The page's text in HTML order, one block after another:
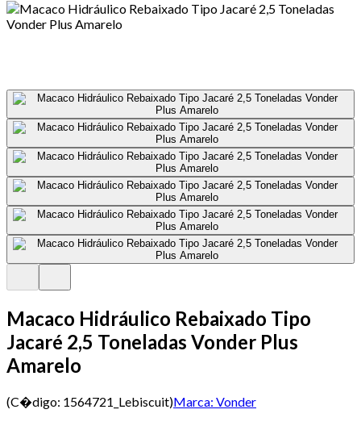
Macaco Hidráulico Rebaixado Tipo
Jacaré 2,5 Toneladas Vonder Plus
Amarelo
(C�digo: 1564721_Lebiscuit)Marca: Vonder